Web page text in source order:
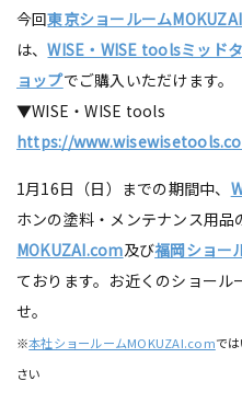
今回東京ショールーム
は、WISE・WISE toolsミッド
ョップでご購入いただけます。
▼WISE・WISE tools
https://
1月16日（日）までの期間中、
ホンの塗料・メンテナンス用品
MOKUZAI.com及び福岡ショー
ております。お近くのショー
せ。
※本社ショールームMOKUZAI.comで
さい